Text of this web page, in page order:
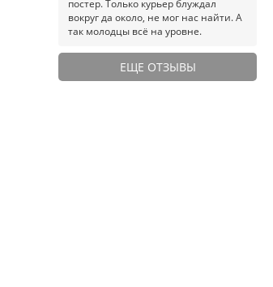
постер. Только курьер блуждал
вокруг да около, не мог нас найти. А
так молодцы всё на уровне.
ЕЩЕ ОТЗЫВЫ